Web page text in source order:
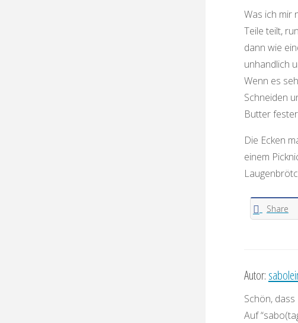
Was ich mir
Teile teilt,
dann wie
unhandlich
Wenn es
Schneiden
Butter
Die Ecken
einem
Share
Autor:
Schön,
Auf